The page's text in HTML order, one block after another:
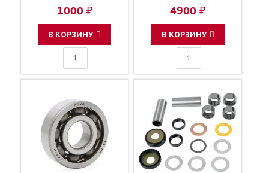
1000 ₽
В КОРЗИНУ
93306-37204-00 91002-
KY4-901 92045-1209
4900 ₽
В КОРЗИНУ